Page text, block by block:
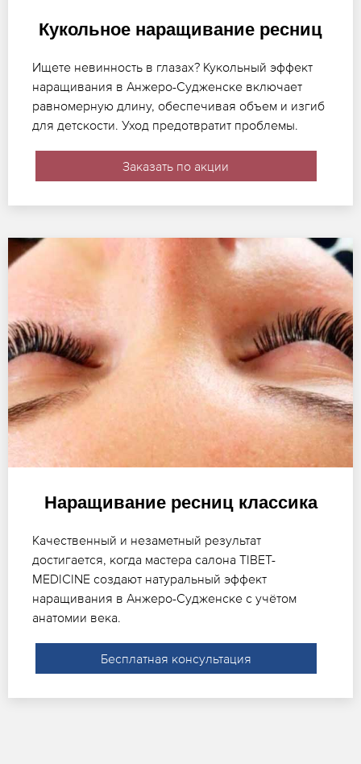
Кукольное наращивание ресниц
Ищете невинность в глазах? Кукольный эффект
наращивания в Анжеро-Судженске включает
равномерную длину, обеспечивая объем и изгиб
для детскости. Уход предотвратит проблемы.
Заказать по акции
Наращивание ресниц классика
Качественный и незаметный результат
достигается, когда мастера салона TIBET-
MEDICINE создают натуральный эффект
наращивания в Анжеро-Судженске с учётом
анатомии века.
Бесплатная консультация